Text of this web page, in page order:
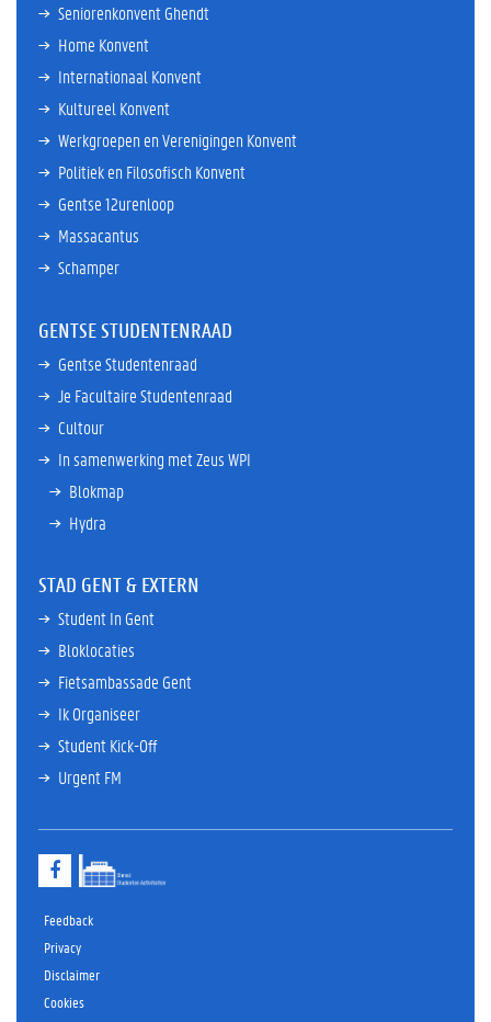
Seniorenkonvent Ghendt
Home Konvent
Internationaal Konvent
Kultureel Konvent
Werkgroepen en Verenigingen Konvent
Politiek en Filosofisch Konvent
Gentse 12urenloop
Massacantus
Schamper
GENTSE STUDENTENRAAD
Gentse Studentenraad
Je Facultaire Studentenraad
Cultour
In samenwerking met Zeus WPI
Blokmap
Hydra
STAD GENT & EXTERN
Student In Gent
Bloklocaties
Fietsambassade Gent
Ik Organiseer
Student Kick-Off
Urgent FM
e
o
o
Feedback
Privacy
Disclaimer
Cookies